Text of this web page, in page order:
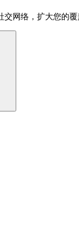
网络，扩大您的覆